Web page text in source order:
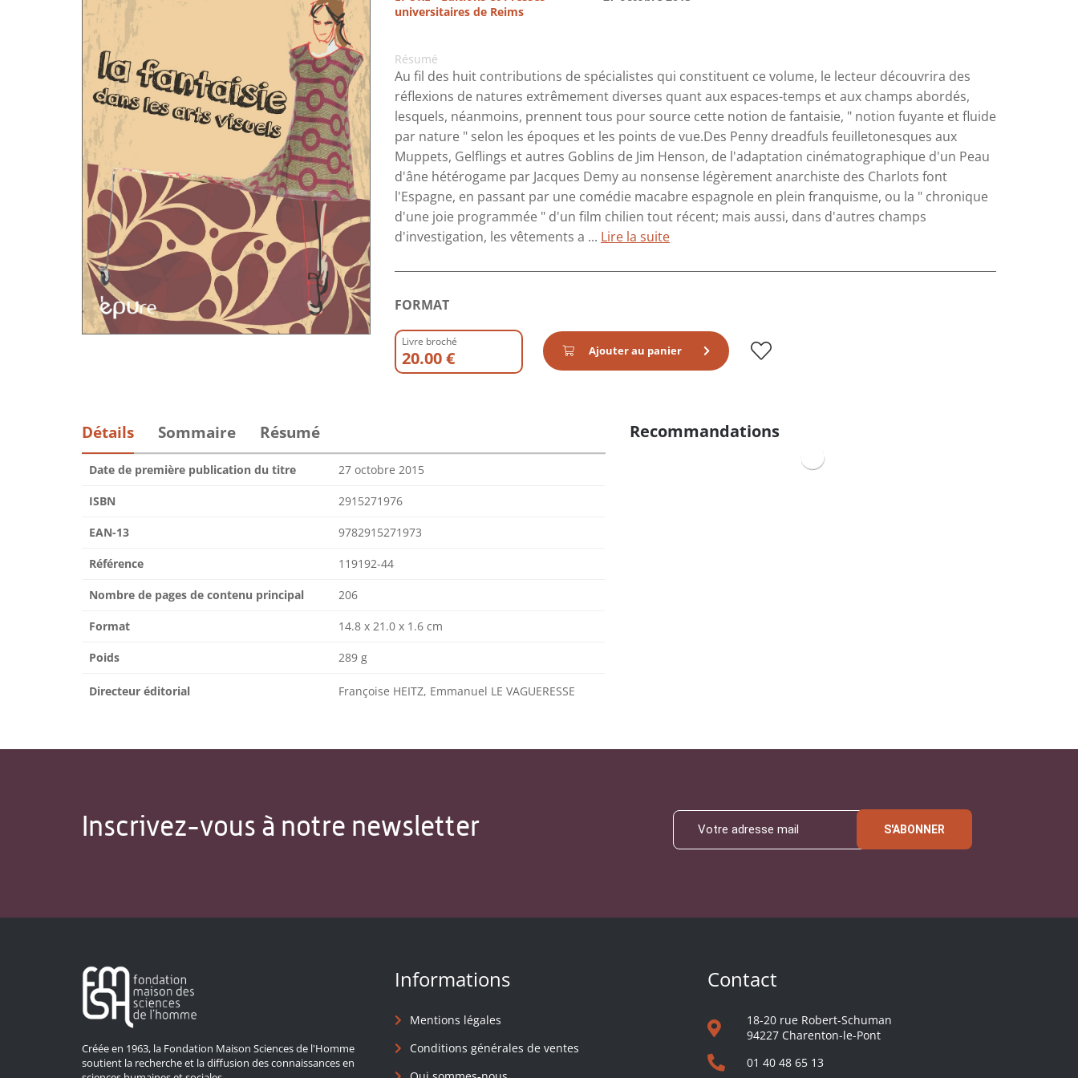
universitaires de Reims
Résumé
Au fil des huit contributions de spécialistes qui constituent ce volume, le lecteur découvrira des
réflexions de natures extrêmement diverses quant aux espaces-temps et aux champs abordés,
lesquels, néanmoins, prennent tous pour source cette notion de fantaisie, " notion fuyante et fluide
par nature " selon les époques et les points de vue.Des Penny dreadfuls feuilletonesques aux
Muppets, Gelflings et autres Goblins de Jim Henson, de l'adaptation cinématographique d'un Peau
d'âne hétérogame par Jacques Demy au nonsense légèrement anarchiste des Charlots font
l'Espagne, en passant par une comédie macabre espagnole en plein franquisme, ou la " chronique
d'une joie programmée " d'un film chilien tout récent; mais aussi, dans d'autres champs
d'investigation, les vêtements a ... Lire la suite
FORMAT
Livre broché
20.00 € Ajouter au panier
Détails Sommaire Résumé
Date de première publication du titre 27 octobre 2015
ISBN 2915271976
EAN-13 9782915271973
Référence 119192-44
Nombre de pages de contenu principal 206
Format 14.8 x 21.0 x 1.6 cm
Poids 289 g
Directeur éditorial Françoise HEITZ, Emmanuel LE VAGUERESSE
Recommandations
Inscrivez-vous à notre newsletter S'ABONNER
Créée en 1963, la Fondation Maison Sciences de l'Homme
soutient la recherche et la diffusion des connaissances en
Informations
Mentions légales
Conditions générales de ventes
Contact
18-20 rue Robert-Schuman
94227 Charenton-le-Pont
01 40 48 65 13